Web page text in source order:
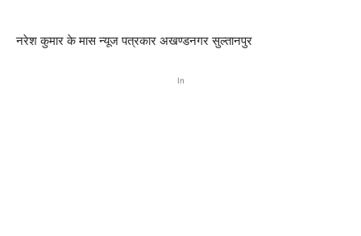
नरेश कुमार के मास न्यूज पत्रकार अखण्डनगर सुल्तानपुर
In